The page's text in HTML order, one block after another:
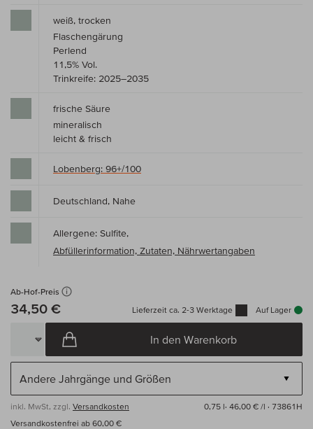
weiß, trocken
Flaschengärung
Perlend
11,5% Vol.
Trinkreife: 2025–2035
frische Säure
mineralisch
leicht & frisch
Lobenberg: 96+/100
Deutschland, Nahe
Allergene: Sulfite,
Abfüllerinformation, Zutaten, Nährwertangaben
Ab-Hof-Preis
34,50 € Lieferzeit ca. 2-3 Werktage Auf Lager
In den Warenkorb
inkl. MwSt, zzgl. Versandkosten 0,75 l· 46,00 € /l · 73861H
Versandkostenfrei ab 60,00 €